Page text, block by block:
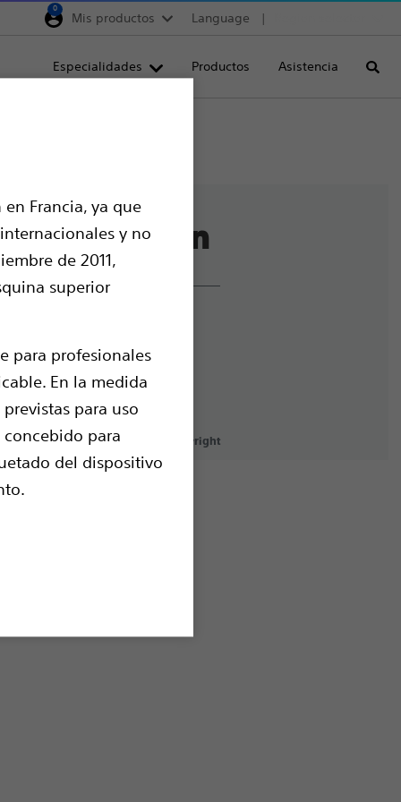
en Francia, ya que
y no
de 2011,
superior
para profesionales
En la medida
para uso
concebido para
del dispositivo
0
Mis productos Language
Especialidades Productos Asistencia
cookies
de uso Aviso de Copyright